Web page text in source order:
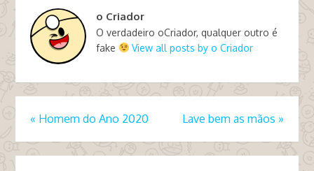
o Criador
O verdadeiro oCriador, qualquer outro é
fake
View all posts by o Criador
« Homem do Ano 2020 Lave bem as mãos »